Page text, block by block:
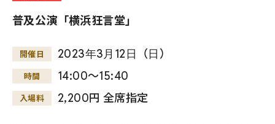
普及公演「横浜狂言堂」
開催日 2023年3月 12日 （日 ）
時間 14:00～15:40
入場料 2,200円 全席指定